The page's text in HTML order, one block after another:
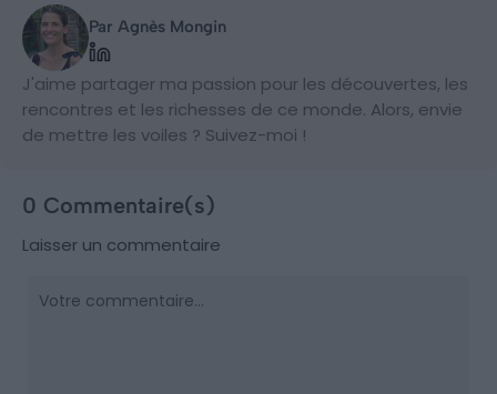
Par Agnès Mongin
J'aime partager ma passion pour les découvertes, les
rencontres et les richesses de ce monde. Alors, envie
de mettre les voiles ? Suivez-moi !
0 Commentaire(s)
Laisser un commentaire